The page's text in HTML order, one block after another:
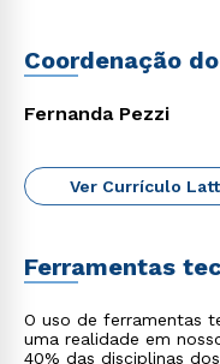
Coordenação
Fernanda Pezzi
Ver Currículo
Ferramentas
O uso de ferramentas
uma realidade em
40% das disciplinas
Rápido e